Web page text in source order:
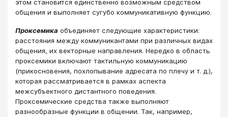
этом становится единственно возможным средством
общения и выполняет сугубо коммуникативную функцию.
Проксемика объединяет следующие характеристики:
расстояния между коммуникантами при различных видах
общения, их векторные направления. Нередко в область
проксемики включают тактильную коммуникацию
(прикосновения, похлопывание адресата по плечу и т. д.),
которая рассматривается в рамках аспекта
межсубъектного дистантного поведения.
Проксемические средства также выполняют
разнообразные функции в общении. Так, например,